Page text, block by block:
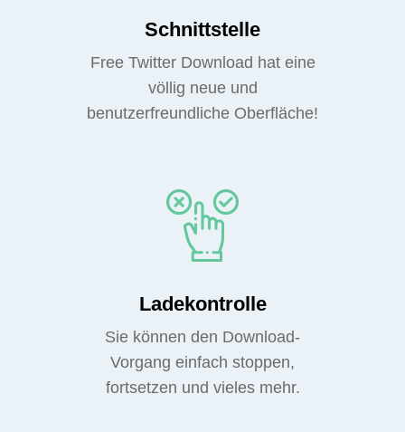
Schnittstelle
Free Twitter Download hat eine
völlig neue und
benutzerfreundliche Oberfläche!
Ladekontrolle
Sie können den Download-
Vorgang einfach stoppen,
fortsetzen und vieles mehr.